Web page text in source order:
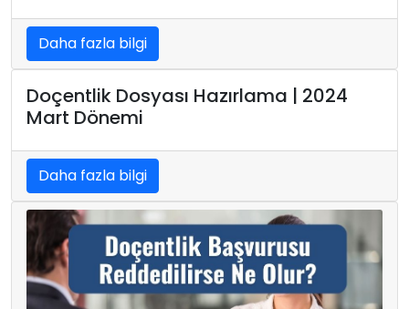
Daha fazla bilgi
Doçentlik Dosyası Hazırlama | 2024
Mart Dönemi
Daha fazla bilgi